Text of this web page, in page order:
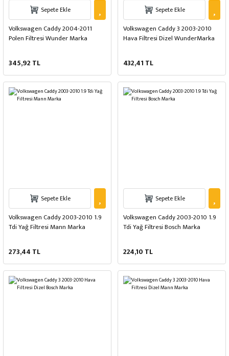
Sepete Ekle
Volkswagen Caddy 2004-2011
Polen Filtresi Wunder Marka
345,92 TL
Sepete Ekle
Volkswagen Caddy 3 2003-2010
Hava Filtresi Dizel WunderMarka
432,41 TL
Sepete Ekle
Volkswagen Caddy 2003-2010 1.9
Tdi Yağ Filtresi Mann Marka
273,44 TL
Sepete Ekle
Volkswagen Caddy 2003-2010 1.9
Tdi Yağ Filtresi Bosch Marka
224,10 TL